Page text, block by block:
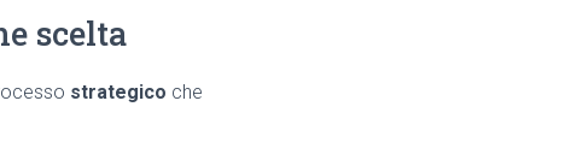
scelta
strategico che